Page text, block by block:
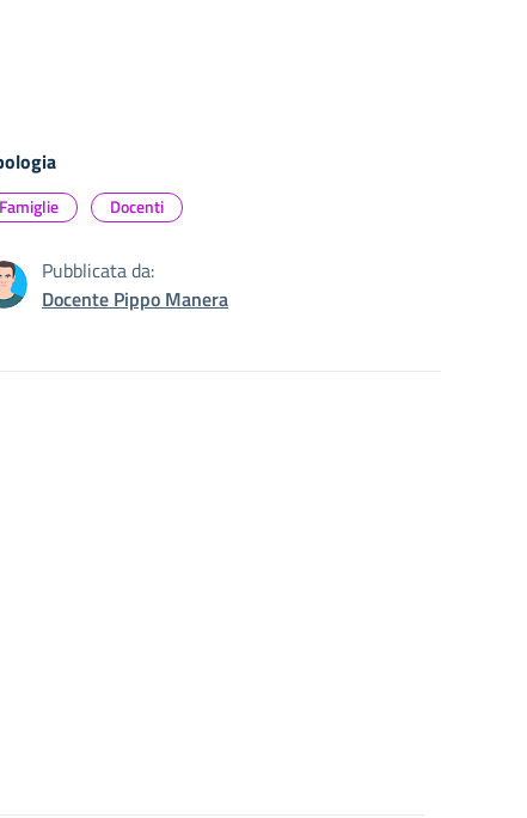
Famiglie Docenti
Pubblicata da:
Docente Pippo Manera